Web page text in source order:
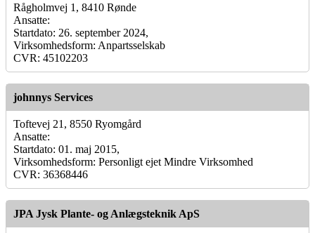
Rågholmvej 1, 8410 Rønde
Ansatte:
Startdato: 26. september 2024,
Virksomhedsform: Anpartsselskab
CVR: 45102203
johnnys Services
Toftevej 21, 8550 Ryomgård
Ansatte:
Startdato: 01. maj 2015,
Virksomhedsform: Personligt ejet Mindre Virksomhed
CVR: 36368446
JPA Jysk Plante- og Anlægsteknik ApS